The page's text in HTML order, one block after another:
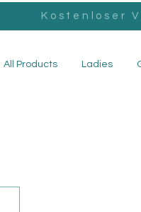
Kostenloser
All Products Ladies